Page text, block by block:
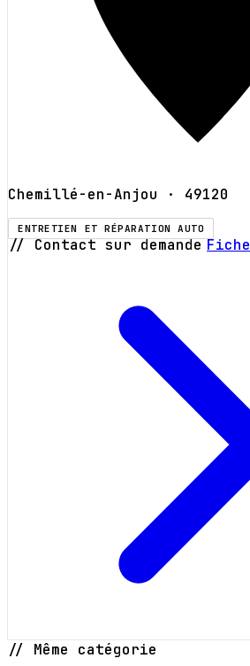
Chemillé-en-Anjou · 49120
ENTRETIEN ET RÉPARATION AUTO
// Contact sur demande Fiche
// Même catégorie